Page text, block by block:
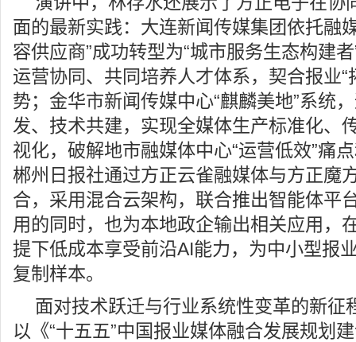
面的最新实践：大连新闻传媒集团依托融
容供应商”成功转型为“城市服务生态构建
运营协同、共同培养人才体系，契合报业“
势；金华市新闻传媒中心“麒麟美地”系统
发、技术共建，实现全媒体生产标准化、
视化，破解地市融媒体中心“运营低效”痛
郴州日报社通过方正云雀融媒体与方正魔
合，采用混合云架构，联合推出智能体平
用的同时，也为本地政企输出相关应用，
提下低成本享受前沿AI能力，为中小型报
复制样本。
面对技术跃迁与行业系统性变革的新征
以《“十五五”中国报业媒体融合发展规划